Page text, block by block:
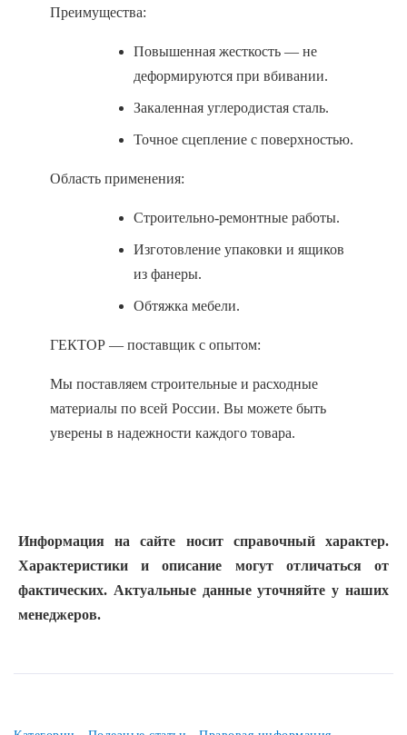
Преимущества:
Повышенная жесткость — не
деформируются при вбивании.
Закаленная углеродистая сталь.
Точное сцепление с поверхностью.
Область применения:
Строительно-ремонтные работы.
Изготовление упаковки и ящиков
из фанеры.
Обтяжка мебели.
ГЕКТОР — поставщик с опытом:
Мы поставляем строительные и расходные
материалы по всей России. Вы можете быть
уверены в надежности каждого товара.
Информация на сайте носит справочный характер.
Характеристики и описание могут отличаться от
фактических. Актуальные данные уточняйте у наших
менеджеров.